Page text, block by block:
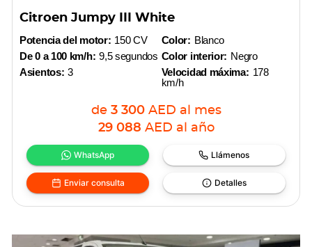
Citroen Jumpy III White
Potencia del motor: 150 CV
De 0 a 100 km/h: 9,5 segundos
Asientos: 3
Color: Blanco
Color interior: Negro
Velocidad máxima: 178
km/h
de 3 300 AED al mes
29 088 AED al año
WhatsApp Llámenos
Enviar consulta Detalles